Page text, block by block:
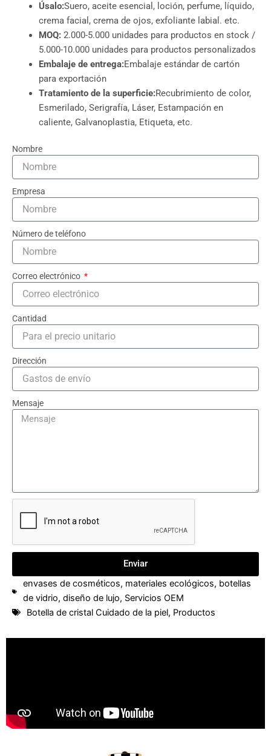
Úsalo:Suero, aceite esencial, loción, perfume, líquido,
crema facial, crema de ojos, exfoliante labial. etc.
MOQ: 2.000-5.000 unidades para productos en stock /
5.000-10.000 unidades para productos personalizados
Embalaje de entrega:Embalaje estándar de cartón
para exportación
Tratamiento de la superficie:Recubrimiento de color,
Esmerilado, Serigrafía, Láser, Estampación en
caliente, Galvanoplastia, Etiqueta, etc.
Nombre
Empresa
Número de teléfono
Correo electrónico
Cantidad
Dirección
Mensaje
Enviar
envases de cosméticos, materiales ecológicos, botellas
de vidrio,diseño de lujo, Servicios OEM
Botella de cristal Cuidado de la piel, Productos